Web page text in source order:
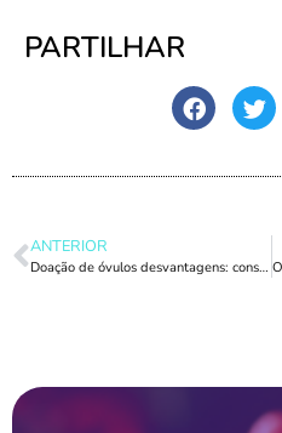
PARTILHAR
ANTERIOR
Doação de óvulos desvantagens: consequências e efeitos colaterais